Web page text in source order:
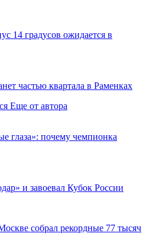
14 градусов ожидается в
частью квартала в Раменках
Еще от автора
глаза»: почему чемпионка
и завоевал Кубок России
собрал рекордные 77 тысяч